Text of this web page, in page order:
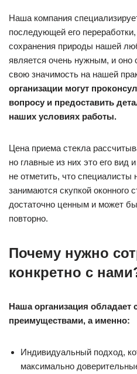
Наша компания
последующей его
сохранения природы нашей
является очень нужным, и
свою значимость на нашей
организации могут
вопросу и предоставить
наших условиях работы.
Цена приема стекла
но главные из них это его вид
не отметить, что специалисты
занимаются скупкой оконного
достаточно ценным и может
повторно.
Почему нужно
конкретно с
Наша организация
преимуществами, а именно:
Индивидуальный подход,
максимально